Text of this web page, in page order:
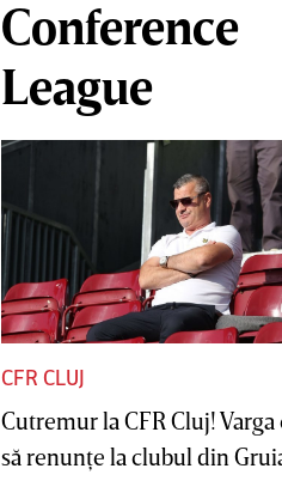
Conference
League
CFR CLUJ
Cutremur la CFR Cluj! Varga
să renunţe la clubul din